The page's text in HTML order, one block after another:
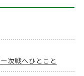
次戦へひとこと